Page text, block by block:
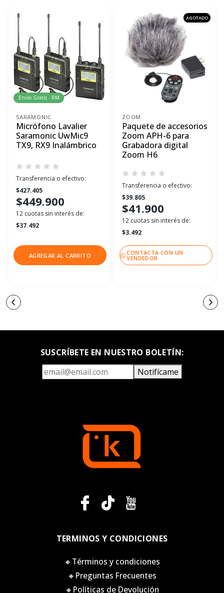
Envío Gratis - RM
SARAMONIC
Micrófono Lavalier
Saramonic UwMic9
TX9, RX9 Inalámbrico
Transferencia o efectivo:
$427.405
$449.900
12 cuotas sin interés de:
$37.492
AGREGAR AL CARRITO
AGOTADO
ZOOM
Paquete de accesorios
Zoom APH-6 para
Grabadora digital
Zoom H6
Transferencia o efectivo:
$39.805
$41.900
12 cuotas sin interés de:
$3.492
CONTACTA CON UN
VENDEDOR
SUSCRÍBETE EN NUESTRO BOLETÍN:
Notifícame
TERMINOS Y CONDICIONES
🔸Términos y condiciones
🔸Preguntas Frecuentes
🔸Políticas de Devolución